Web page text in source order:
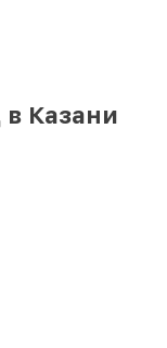
Казани